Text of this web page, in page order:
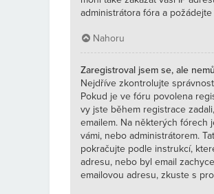
administrátora fóra a
Nahoru
Zaregistroval jsem se, ale
Nejdříve zkontrolujte
Pokud je ve fóru povolena
vy jste během registrace
emailem. Na některých fórech
vámi, nebo administrátorem.
pokračujte podle instrukcí,
adresu, nebo byl email
emailovou adresu, zkuste s